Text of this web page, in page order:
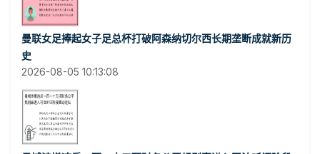
曼联女足捧起女子足总杯打破阿森纳切尔西长期垄断成就新历
史
2026-08-05 10:13:08